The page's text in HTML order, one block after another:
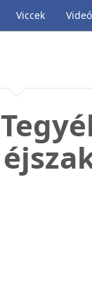
Viccek